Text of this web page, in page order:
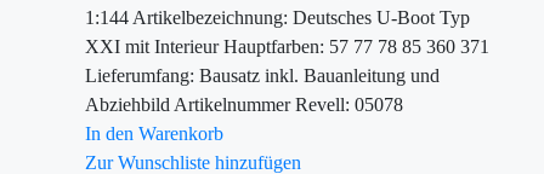
1:144 Artikelbezeichnung: Deutsches U-Boot Typ
XXI mit Interieur Hauptfarben: 57 77 78 85 360 371
Lieferumfang: Bausatz inkl. Bauanleitung und
Abziehbild Artikelnummer Revell: 05078
In den Warenkorb
Zur Wunschliste hinzufügen